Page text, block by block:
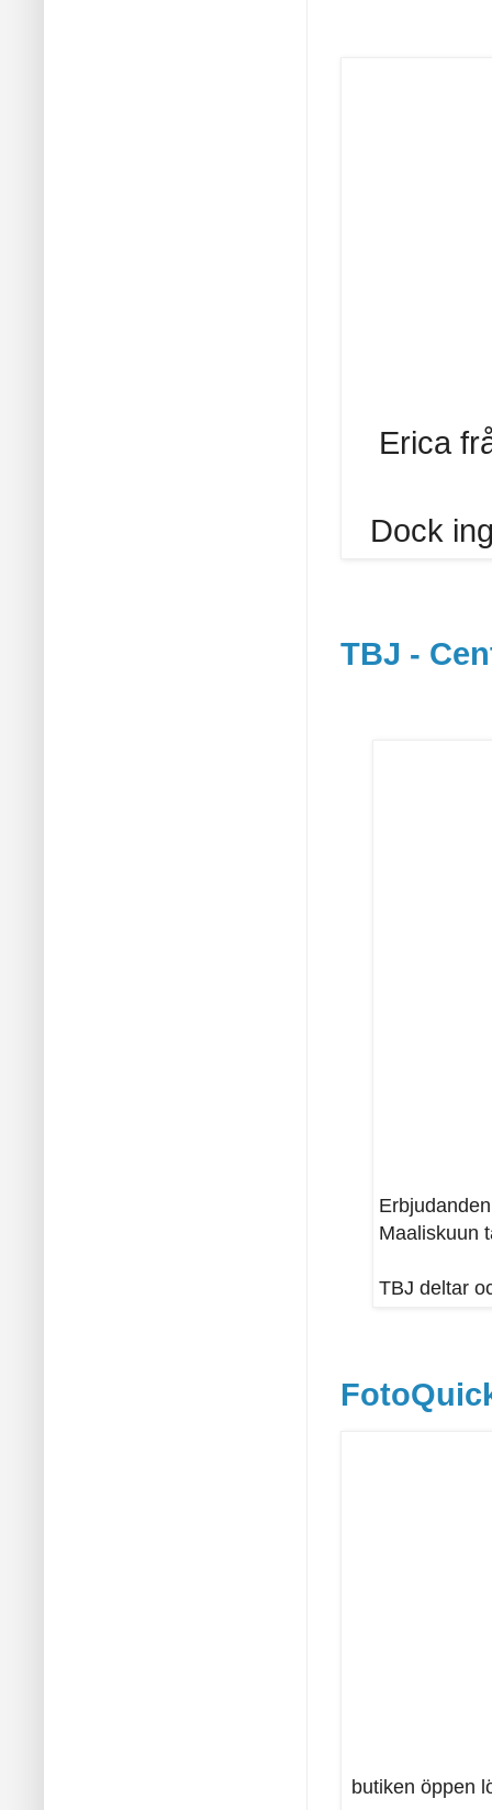
Erica
Dock
TBJ -
Maaliskuun
TBJ deltar
butiken öppen